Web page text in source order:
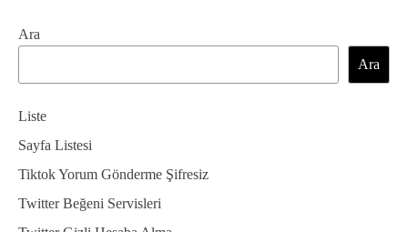
ı
g
e
z
i
n
Ara
Ara
Liste
Sayfa Listesi
Tiktok Yorum Gönderme Şifresiz
Twitter Beğeni Servisleri